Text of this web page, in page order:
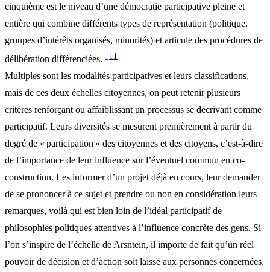
cinquième est le niveau d’une démocratie participative pleine et
entière qui combine différents types de représentation (politique,
groupes d’intérêts organisés, minorités) et articule des procédures de
délibération différenciées. »11
Multiples sont les modalités participatives et leurs classifications,
mais de ces deux échelles citoyennes, on peut retenir plusieurs
critères renforçant ou affaiblissant un processus se décrivant comme
participatif. Leurs diversités se mesurent premièrement à partir du
degré de « participation » des citoyennes et des citoyens, c’est-à-dire
de l’importance de leur influence sur l’éventuel commun en co-
construction. Les informer d’un projet déjà en cours, leur demander
de se prononcer à ce sujet et prendre ou non en considération leurs
remarques, voilà qui est bien loin de l’idéal participatif de
philosophies politiques attentives à l’influence concrète des gens. Si
l’on s’inspire de l’échelle de Arsntein, il importe de fait qu’un réel
pouvoir de décision et d’action soit laissé aux personnes concernées.